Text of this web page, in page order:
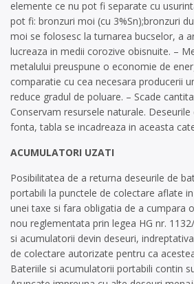
elemente ce nu pot fi separate cu
pot fi: bronzuri moi (cu 3%Sn);bronzuri
moi se folosesc la turnarea bucselor, a
lucreaza in medii corozive obisnuite. –
metalului preuspune o economie de
comparatie cu cea necesara producerii
reduce gradul de poluare. – Scade
Conservam resursele naturale.
fonta, tabla se incadreaza in aceasta
ACUMULATORI UZATI
Posibilitatea de a returna deseurile de
portabili la punctele de colectare aflate
unei taxe si fara obligatia de a cumpara
nou reglementata prin legea HG nr.
si acumulatorii devin deseuri,
de colectare autorizate pentru ca
Bateriile si acumulatorii portabili contin